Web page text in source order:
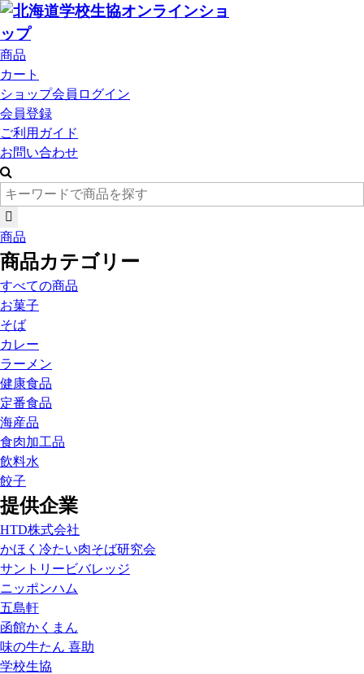
商品
カート
ショップ会員ログイン
会員登録
ご利用ガイド
お問い合わせ
商品
商品カテゴリー
すべての商品
お菓子
そば
カレー
ラーメン
健康食品
定番食品
海産品
食肉加工品
飲料水
餃子
提供企業
HTD株式会社
かほく冷たい肉そば研究会
サントリービバレッジ
ニッポンハム
五島軒
函館かくまん
味の牛たん 喜助
学校生協